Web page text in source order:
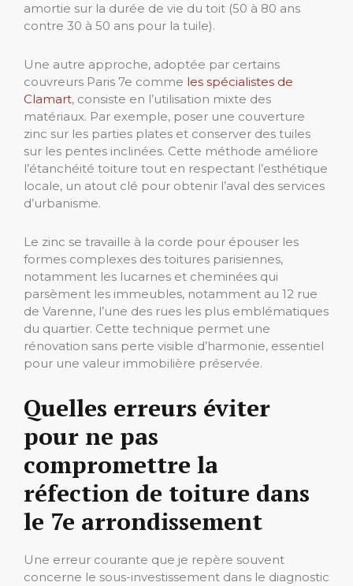
amortie sur la durée de vie du toit (50 à 80 ans
contre 30 à 50 ans pour la tuile).
Une autre approche, adoptée par certains
couvreurs Paris 7e comme les spécialistes de
Clamart, consiste en l’utilisation mixte des
matériaux. Par exemple, poser une couverture
zinc sur les parties plates et conserver des tuiles
sur les pentes inclinées. Cette méthode améliore
l’étanchéité toiture tout en respectant l’esthétique
locale, un atout clé pour obtenir l’aval des services
d’urbanisme.
Le zinc se travaille à la corde pour épouser les
formes complexes des toitures parisiennes,
notamment les lucarnes et cheminées qui
parsèment les immeubles, notamment au 12 rue
de Varenne, l’une des rues les plus emblématiques
du quartier. Cette technique permet une
rénovation sans perte visible d’harmonie, essentiel
pour une valeur immobilière préservée.
Quelles erreurs éviter
pour ne pas
compromettre la
réfection de toiture dans
le 7e arrondissement
Une erreur courante que je repère souvent
concerne le sous-investissement dans le diagnostic